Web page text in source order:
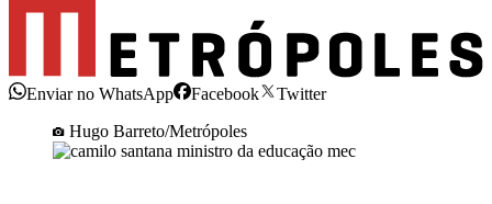
Enviar no WhatsApp Facebook
Twitter
Hugo Barreto/Metrópoles